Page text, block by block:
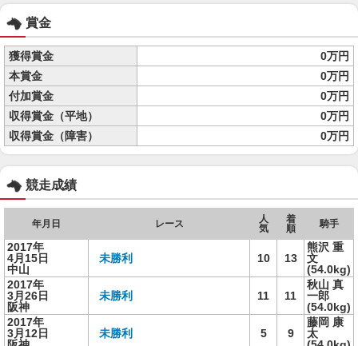
賞金
獲得賞金
0万円
本賞金
0万円
付加賞金
0万円
収得賞金（平地）
0万円
収得賞金（障害）
0万円
競走成績
年月日 レース
人
気
着
順
騎手
2017年
4月15日
中山
未勝利 10 13
熊沢 重
文
(54.0kg)
2017年
3月26日
阪神
未勝利 11 11
秋山 真
一郎
(54.0kg)
2017年
3月12日
未勝利 5 9
藤岡 康
太